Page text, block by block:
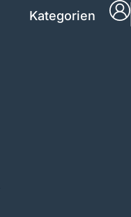
Kategorien